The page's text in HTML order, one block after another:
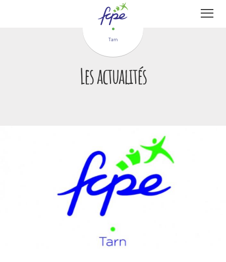
Tarn
Les actualités
Panneau de gestion des cookies